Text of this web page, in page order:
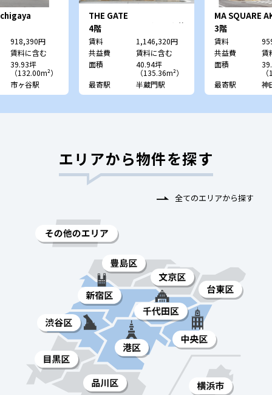
918,390円
賃料に含む
39.93坪
（132.00m²）
市ヶ谷駅
THE GATE
HANZOMON （旧：半蔵
門MKビル）
4階
賃料
1,146,320円
共益費
賃料に含む
面積
40.94坪
（135.36m²）
最寄駅
半蔵門駅
MA SQUARE
3階
賃料
共益費
賃
面積
最寄駅
神
エリアから物件を探す
全てのエリアから探す